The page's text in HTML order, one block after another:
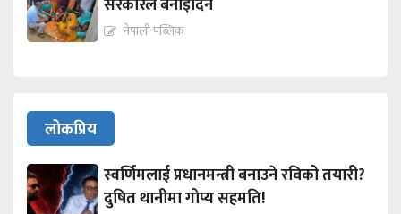
सरकारले बनाइदिने
नेपाली पब्लिक
लोकप्रिय
स्वर्णिमलाई प्रधानमन्त्री बनाउने रविको तयारी?
दुषित थानीमा गोप्य सहमति!